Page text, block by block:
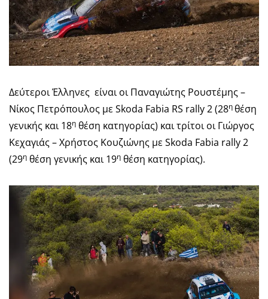
Δεύτεροι Έλληνες είναι οι Παναγιώτης Ρουστέμης –
Νίκος Πετρόπουλος με Skoda Fabia RS rally 2 (28ηθέση
γενικής και 18η θέση κατηγορίας) και τρίτοι οι Γιώργος
Κεχαγιάς – Χρήστος Κουζιώνης με Skoda Fabia rally 2
(29η θέση γενικής και 19η θέση κατηγορίας).